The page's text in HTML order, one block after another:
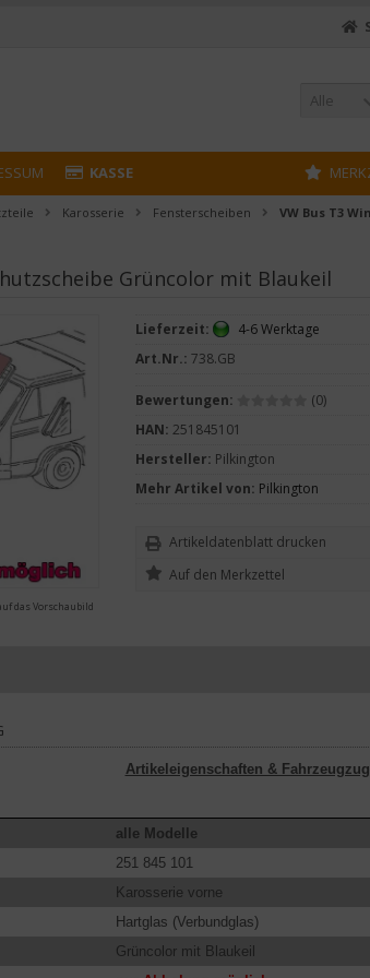
Alle
KASSE
Karosserie Fensterscheiben VW Bus T3
Grüncolor mit Blaukeil
das Vorschaubild
Lieferzeit:
4-6 Werktage
Art.Nr.: 738.GB
Bewertungen:
(0)
HAN: 251845101
Hersteller: Pilkington
Mehr Artikel von: Pilkington
Artikeldatenblatt drucken
Artikeleigenschaften &
alle Modelle
251 845 101
Karosserie vorne
Hartglas (Verbundglas)
Grüncolor mit Blaukeil